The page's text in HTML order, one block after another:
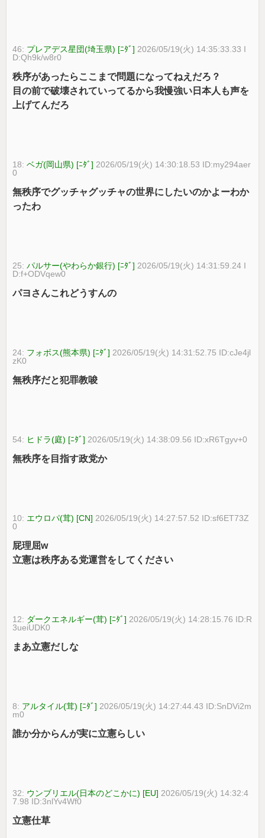
46: プレアデス星団(埼玉県) [ﾆﾀﾞ] 2026/05/19(火) 14:35:33.33 I
D:Qh9k/w8r0
秩序があったらここまで問題になってねえだろ？
目の前で破壊されていってるから我慢強い日本人も声を
上げてんだろ
18:ベガ(岡山県) [ﾆﾀﾞ] 2026/05/19(火) 14:30:18.53 ID:my294aer
0
無秩序でグッチャグッチャの世界にしたいのかよーわか
ったわ
25:パルサー(やわらか銀行) [ﾆﾀﾞ] 2026/05/19(火) 14:31:59.24 I
D:f+ODVqew0
パヨさんこれどうすんの
24: フォボス(熊本県) [ﾆﾀﾞ] 2026/05/19(火) 14:31:52.75 ID:cJe4jl
zK0
無秩序だと犯罪教唆
54: ヒドラ(庭) [ﾆﾀﾞ] 2026/05/19(火) 14:38:09.56 ID:xR6Tgyv+0
無秩序を目指す政党か
10: エウロパ(茸) [CN] 2026/05/19(火) 14:27:57.52 ID:sf6ET73Z
0
屁理屈w
立憲は秩序ある党運営をしてください
12: ダークエネルギー(茸) [ﾆﾀﾞ] 2026/05/19(火) 14:28:15.76 ID:R
3ueiUDK0
まあ立憲だしな
8: アルタイル(茸) [ﾆﾀﾞ] 2026/05/19(火) 14:27:44.43 ID:SnDVi2m
m0
誰か分からんが実に立憲らしい
32: ウンブリエル(日本のどこかに) [EU] 2026/05/19(火) 14:32:4
7.98 ID:3nlYv4Wf0
立憲仕草